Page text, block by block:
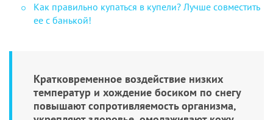
Как правильно купаться в купели? Лучше совместить
ее с банькой!
Кратковременное воздействие низких
температур и хождение босиком по снегу
повышают сопротивляемость организма,